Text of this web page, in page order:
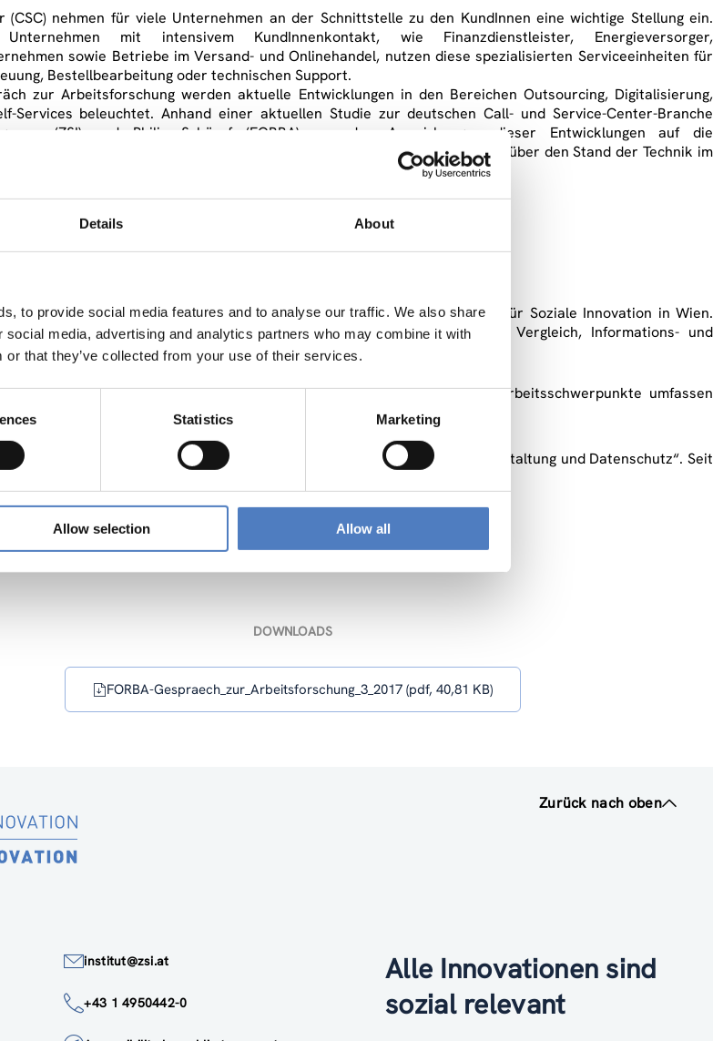
Details About
to provide social media features and to analyse our traffic. We also share
media, advertising and analytics partners who may combine it with
or that they’ve collected from your use of their services.
Statistics Marketing
Allow selection Allow all
(CSC) nehmen für viele Unternehmen an der Schnittstelle zu den KundInnen eine wichtige Stellung ein.
mit intensivem KundInnenkontakt, wie Finanzdienstleister, Energieversorger,
sowie Betriebe im Versand- und Onlinehandel, nutzen diese spezialisierten Serviceeinheiten für
Bestellbearbeitung oder technischen Support.
zur Arbeitsforschung werden aktuelle Entwicklungen in den Bereichen Outsourcing, Digitalisierung,
Services beleuchtet. Anhand einer aktuellen Studie zur deutschen Call- und Service-Center-Branche
(ZSI) und Philip Schörpf (FORBA) von den Auswirkungen dieser Entwicklungen auf die
und -organisation. Thomas Riesenecker-Caba (FORBA) berichtet über den Stand der Technik im
Thema Datenschutz in diesem Zusammenhang zu achten ist.
4/5, 1020 Wien (Nähe Urania)
und Teamleiterin „Arbeit & Chancengleichheit“ am ZSI – Zentrum für Soziale Innovation in Wien.
Dienstleistungsarbeit und -organisation, internationaler Vergleich, Informations- und
Innovation
FORBA und am Institut für Soziologie der Universität Wien. Seine Arbeitsschwerpunkte umfassen
Outsourcing, Offshoring und Kreativwirtschaft.
ist Geschäftsführer von FORBA und Themenverantwortlicher „Technikgestaltung und Datenschutz“. Seit
DOWNLOADS
FORBA-Gespraech_zur_Arbeitsforschung_3_2017 (pdf, 40,81 KB)
Zurück nach oben
institut@zsi.at
+43 1 4950442-0
Alle Innovationen sind
sozial relevant